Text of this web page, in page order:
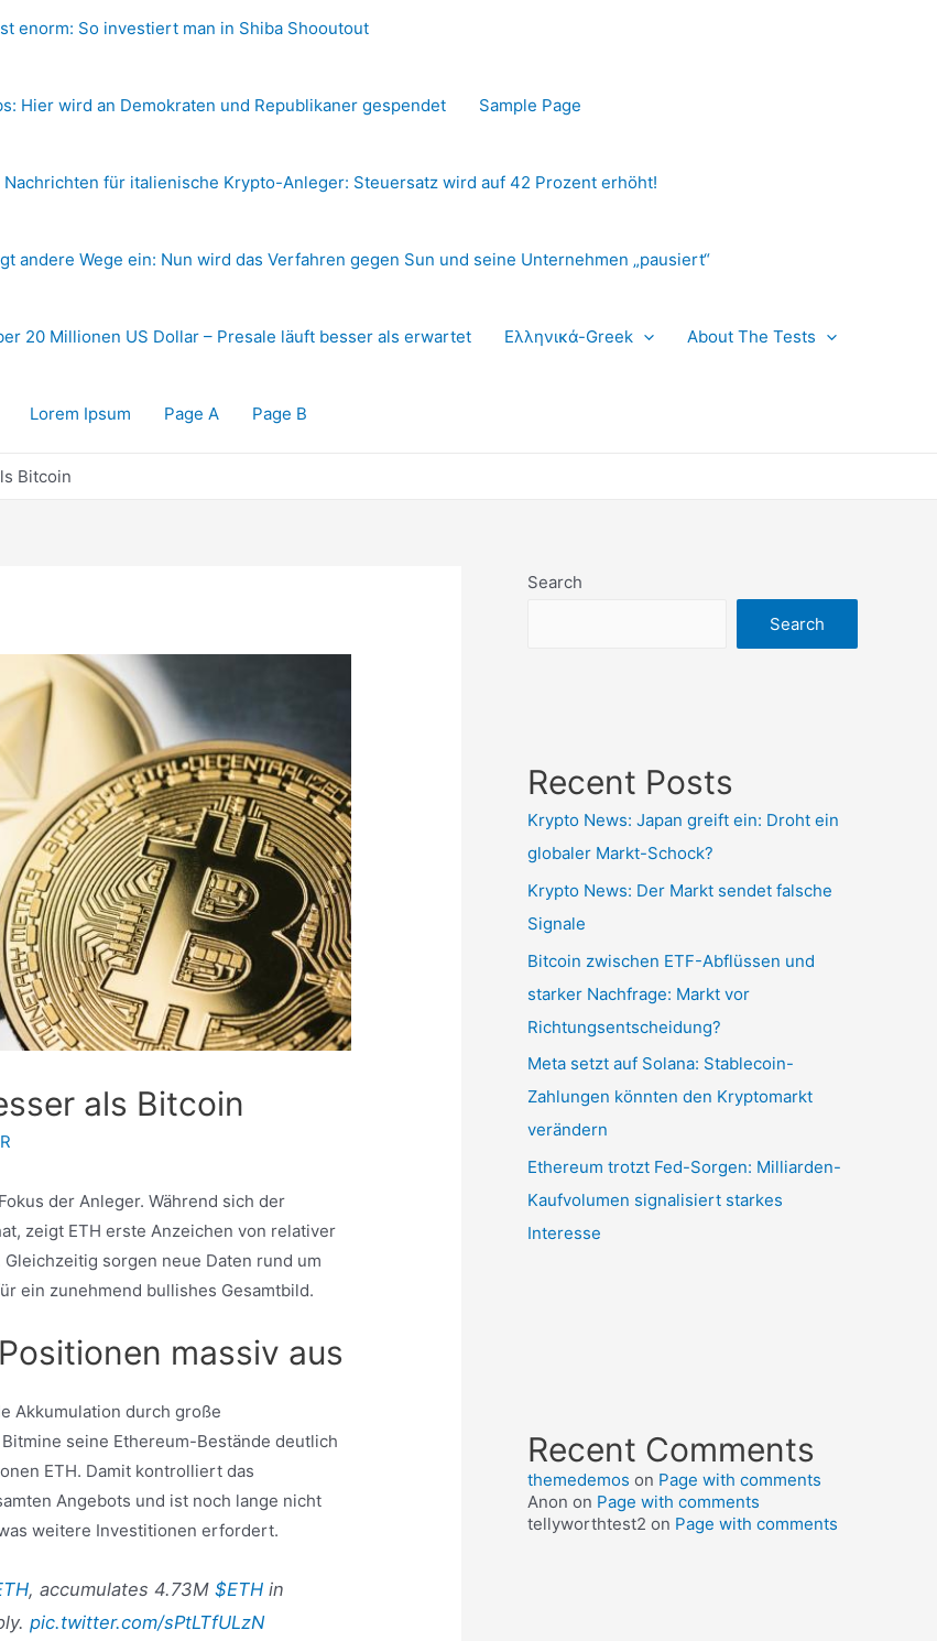
enorm: So investiert man in Shiba Shooutout
Hier wird an Demokraten und Republikaner gespendet Sample Page
Nachrichten für italienische Krypto-Anleger: Steuersatz wird auf 42 Prozent erhöht!
andere Wege ein: Nun wird das Verfahren gegen Sun und seine Unternehmen „pausiert“
20 Millionen US Dollar – Presale läuft besser als erwartet Ελληνικά-Greek About The Tests
Lorem Ipsum Page A Page B
Bitcoin
als Bitcoin
der Anleger. Während sich der
zeigt ETH erste Anzeichen von relativer
sorgen neue Daten rund um
ein zunehmend bullishes Gesamtbild.
massiv aus
Akkumulation durch große
seine Ethereum-Bestände deutlich
ETH. Damit kontrolliert das
Angebots und ist noch lange nicht
weitere Investitionen erfordert.
, accumulates 4.73M$ETH in
pic.twitter.com/sPtLTfULzN
Search
Search
Recent Posts
Krypto News: Japan greift ein: Droht ein
globaler Markt-Schock?
Krypto News: Der Markt sendet falsche
Signale
Bitcoin zwischen ETF-Abflüssen und
starker Nachfrage: Markt vor
Richtungsentscheidung?
Meta setzt auf Solana: Stablecoin-
Zahlungen könnten den Kryptomarkt
verändern
Ethereum trotzt Fed-Sorgen: Milliarden-
Kaufvolumen signalisiert starkes
Interesse
Recent Comments
themedemos on Page with comments
Anon on Page with comments
tellyworthtest2 on Page with comments